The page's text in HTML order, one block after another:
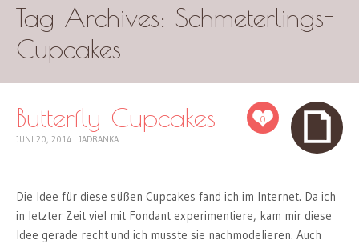
cuplovecake
Tag Archives: Schmeterlings-
Cupcakes
0
Butterfly Cupcakes
JUNI 20, 2014 JADRANKA
Die Idee für diese süßen Cupcakes fand ich im Internet. Da ich
in letzter Zeit viel mit Fondant experimentiere, kam mir diese
Idee gerade recht und ich musste sie nachmodelieren. Auch